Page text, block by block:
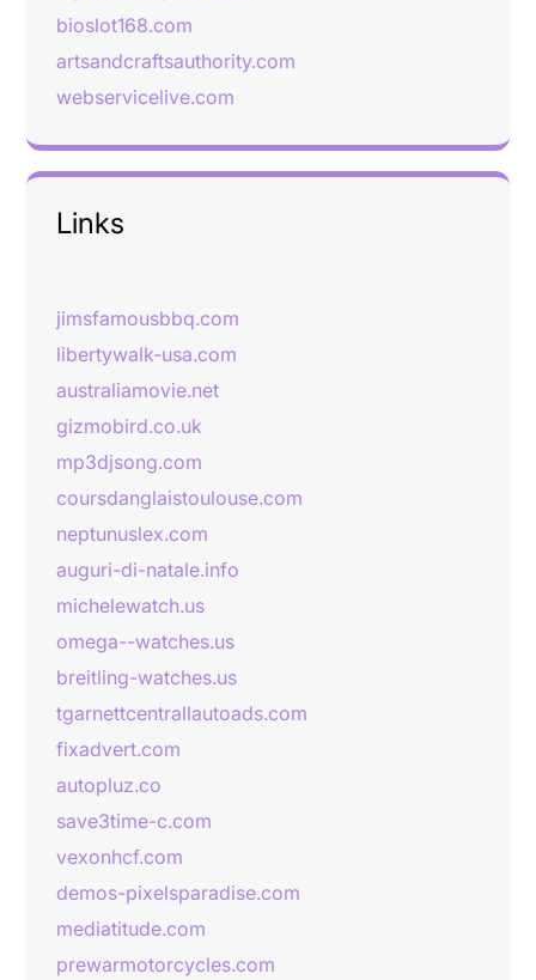
bioslot168.com
artsandcraftsauthority.com
webservicelive.com
Links
jimsfamousbbq.com
libertywalk-usa.com
australiamovie.net
gizmobird.co.uk
mp3djsong.com
coursdanglaistoulouse.com
neptunuslex.com
auguri-di-natale.info
michelewatch.us
omega--watches.us
breitling-watches.us
tgarnettcentrallautoads.com
fixadvert.com
autopluz.co
save3time-c.com
vexonhcf.com
demos-pixelsparadise.com
mediatitude.com
prewarmotorcycles.com